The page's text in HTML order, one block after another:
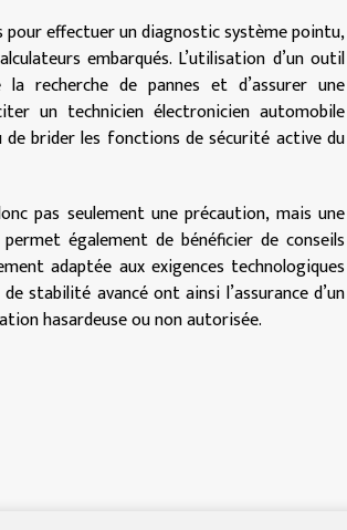
pour effectuer un diagnostic système pointu,
embarqués. L’utilisation d’un outil
recherche de pannes et d’assurer une
un technicien électronicien automobile
de brider les fonctions de sécurité active du
pas seulement une précaution, mais une
également de bénéficier de conseils
adaptée aux exigences technologiques
stabilité avancé ont ainsi l’assurance d’un
hasardeuse ou non autorisée.